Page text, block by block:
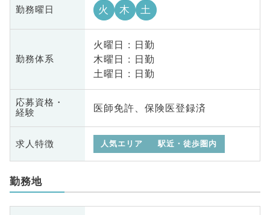
勤務曜日 火 木 土
勤務体系
火曜日 : 日勤
木曜日 : 日勤
土曜日 : 日勤
応募資格・
経験
医師免許、保険医登録済
求人特徴 人気エリア 駅近・徒歩圏内
勤務地